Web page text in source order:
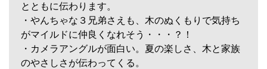
とともに伝わります。
・やんちゃな３兄弟さえも、木のぬくもりで気持ち
がマイルドに仲良くなれそう・・・？！
・カメラアングルが面白い。夏の楽しさ、木と家族
のやさしさが伝わってくる。